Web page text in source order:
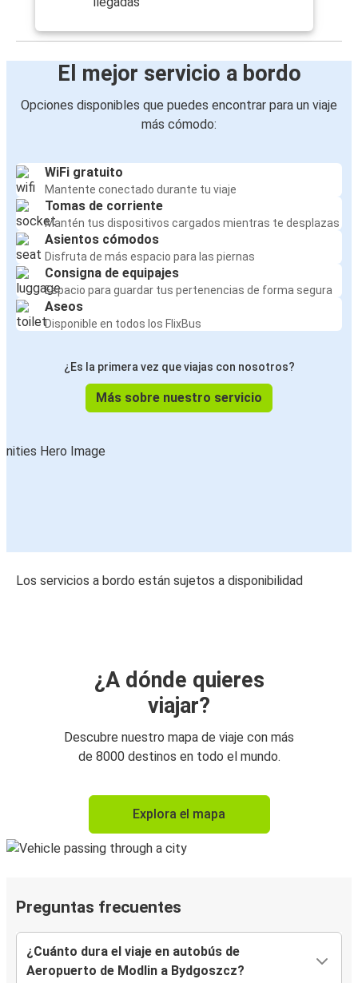
El mejor servicio a bordo
Opciones disponibles que puedes encontrar para un viaje
más cómodo:
WiFi gratuito
Mantente conectado durante tu viaje
Tomas de corriente
Mantén tus dispositivos cargados mientras te desplazas
Asientos cómodos
Disfruta de más espacio para las piernas
Consigna de equipajes
Espacio para guardar tus pertenencias de forma segura
Aseos
Disponible en todos los FlixBus
¿Es la primera vez que viajas con nosotros?
Más sobre nuestro servicio
Los servicios a bordo están sujetos a disponibilidad
¿A dónde quieres
viajar?
Descubre nuestro mapa de viaje con más
de 8000 destinos en todo el mundo.
Explora el mapa
Preguntas frecuentes
¿Cuánto dura el viaje en autobús de
Aeropuerto de Modlin a Bydgoszcz?